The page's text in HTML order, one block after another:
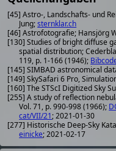
[45] Astro-, Landschafts- und
Jung;sternklar.ch
[46] Astrofotografie; Hansjörg
[130] Studies of bright diffuse
spatial distribution;
119, p. 1-166 (1946);
[145] SIMBAD astronomical
[149] SkySafari 6 Pro,
[160] The STScI Digitized Sky
[255] A study of reflection
Vol. 71, p. 990-998 (1966);
cat/VII/21; 2021-01-30
[277] Historische Deep-Sky
einicke; 2021-02-17